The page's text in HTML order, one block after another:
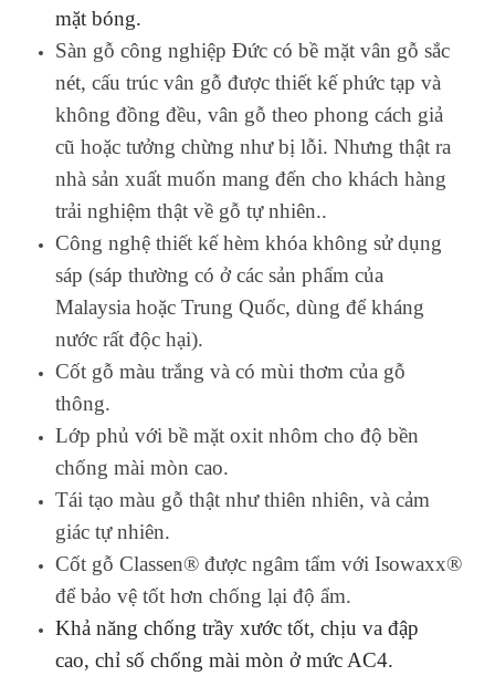
mặt bóng.
Sàn gỗ công nghiệp Đức có bề mặt vân gỗ sắc
nét, cấu trúc vân gỗ được thiết kế phức tạp và
không đồng đều, vân gỗ theo phong cách giả
cũ hoặc tưởng chừng như bị lỗi. Nhưng thật ra
nhà sản xuất muốn mang đến cho khách hàng
trải nghiệm thật về gỗ tự nhiên..
Công nghệ thiết kế hèm khóa không sử dụng
sáp (sáp thường có ở các sản phẩm của
Malaysia hoặc Trung Quốc, dùng để kháng
nước rất độc hại).
Cốt gỗ màu trắng và có mùi thơm của gỗ
thông.
Lớp phủ với bề mặt oxit nhôm cho độ bền
chống mài mòn cao.
Tái tạo màu gỗ thật như thiên nhiên, và cảm
giác tự nhiên.
Cốt gỗ Classen® được ngâm tẩm với Isowaxx®
để bảo vệ tốt hơn chống lại độ ẩm.
Khả năng chống trầy xước tốt, chịu va đập
cao, chỉ số chống mài mòn ở mức AC4.